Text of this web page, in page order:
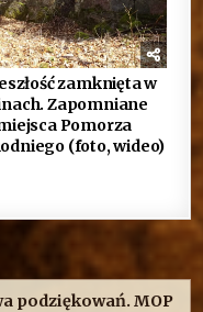
zamknięta w
Zapomniane
Pomorza
(foto, wideo)
podziękowań. MOP